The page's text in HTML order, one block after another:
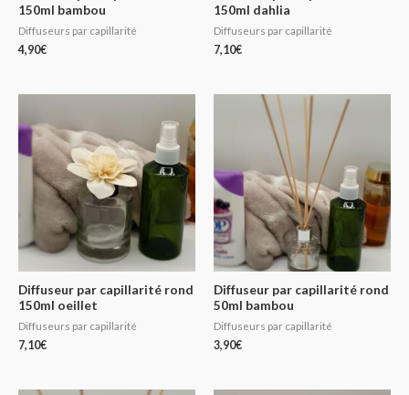
150ml bambou
Diffuseurs par capillarité
4,90€
150ml dahlia
Diffuseurs par capillarité
7,10€
Diffuseur par capillarité rond
150ml oeillet
Diffuseurs par capillarité
7,10€
Diffuseur par capillarité rond
50ml bambou
Diffuseurs par capillarité
3,90€